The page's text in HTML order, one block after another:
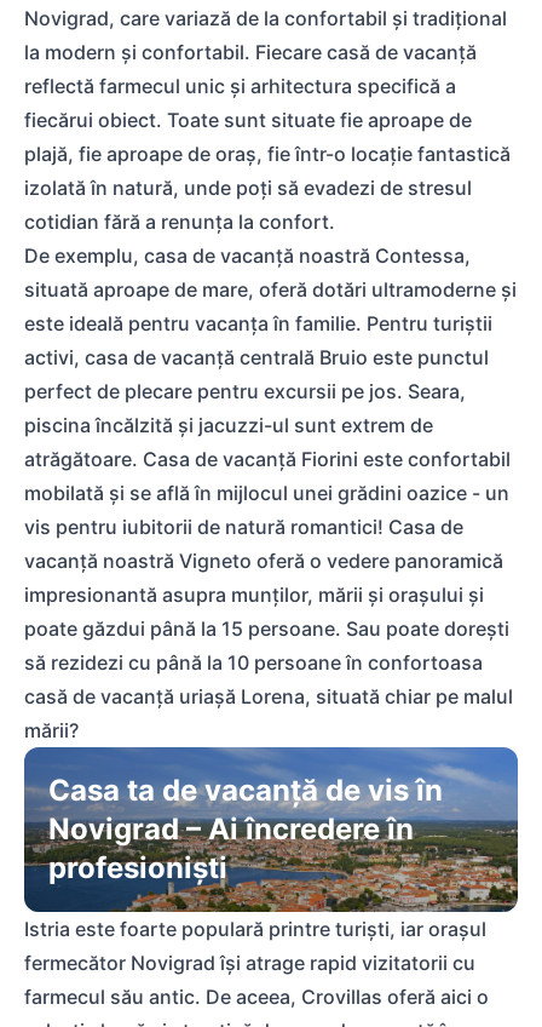
Novigrad, care variază de la confortabil și tradițional
la modern și confortabil. Fiecare casă de vacanță
reflectă farmecul unic și arhitectura specifică a
fiecărui obiect. Toate sunt situate fie aproape de
plajă, fie aproape de oraș, fie într-o locație fantastică
izolată în natură, unde poți să evadezi de stresul
cotidian fără a renunța la confort.
De exemplu, casa de vacanță noastră Contessa,
situată aproape de mare, oferă dotări ultramoderne și
este ideală pentru vacanța în familie. Pentru turiștii
activi, casa de vacanță centrală Bruio este punctul
perfect de plecare pentru excursii pe jos. Seara,
piscina încălzită și jacuzzi-ul sunt extrem de
atrăgătoare. Casa de vacanță Fiorini este confortabil
mobilată și se află în mijlocul unei grădini oazice - un
vis pentru iubitorii de natură romantici! Casa de
vacanță noastră Vigneto oferă o vedere panoramică
impresionantă asupra munților, mării și orașului și
poate găzdui până la 15 persoane. Sau poate dorești
să rezidezi cu până la 10 persoane în confortoasa
casă de vacanță uriașă Lorena, situată chiar pe malul
mării?
Casa ta de vacanță de vis în
Novigrad – Ai încredere în
profesioniști
Istria este foarte populară printre turiști, iar orașul
fermecător Novigrad își atrage rapid vizitatorii cu
farmecul său antic. De aceea, Crovillas oferă aici o